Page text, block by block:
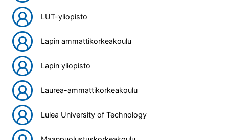
LUT-yliopisto
Lapin ammattikorkeakoulu
Lapin yliopisto
Laurea-ammattikorkeakoulu
Lulea University of Technology